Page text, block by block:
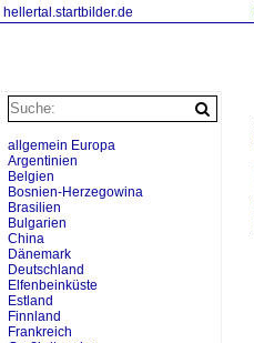
hellertal.startbilder.de
allgemein Europa
Argentinien
Belgien
Bosnien-Herzegowina
Brasilien
Bulgarien
China
Dänemark
Deutschland
Elfenbeinküste
Estland
Finnland
Frankreich